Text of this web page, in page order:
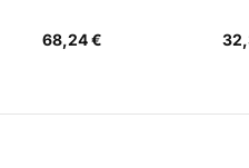
68,24 €